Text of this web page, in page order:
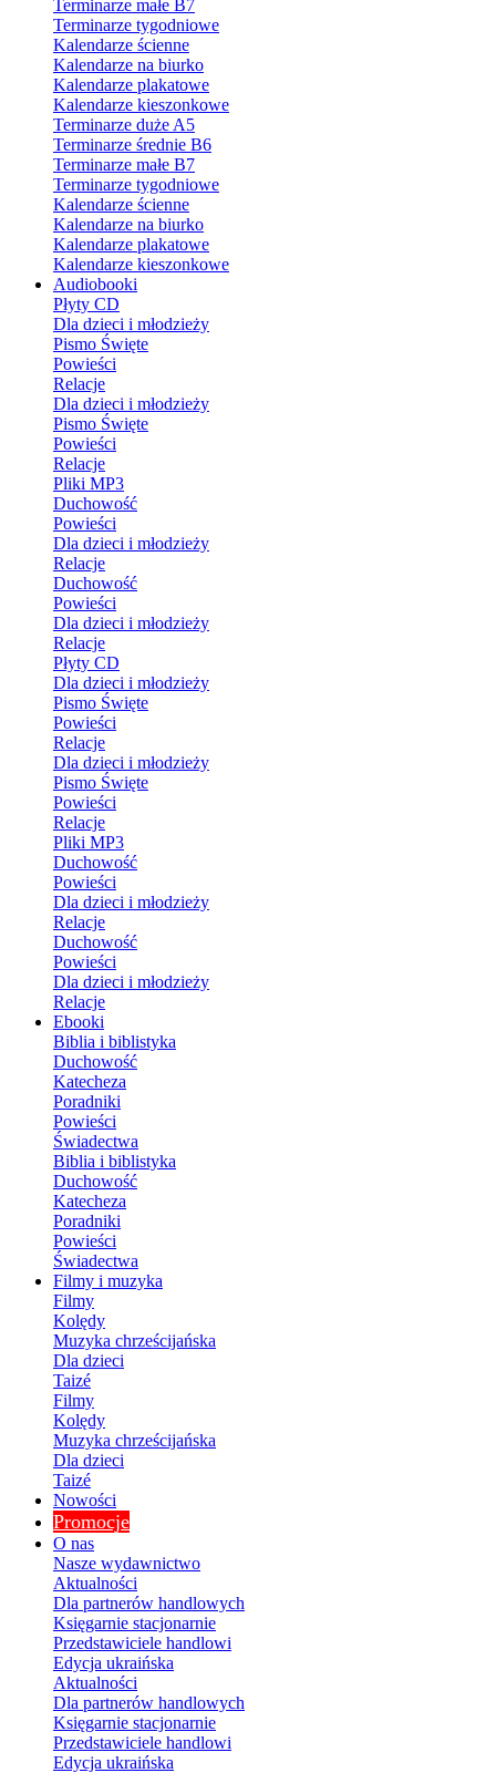
Terminarze małe B7
Terminarze tygodniowe
Kalendarze ścienne
Kalendarze na biurko
Kalendarze plakatowe
Kalendarze kieszonkowe
Terminarze duże A5
Terminarze średnie B6
Terminarze małe B7
Terminarze tygodniowe
Kalendarze ścienne
Kalendarze na biurko
Kalendarze plakatowe
Kalendarze kieszonkowe
Audiobooki
Płyty CD
Dla dzieci i młodzieży
Pismo Święte
Powieści
Relacje
Dla dzieci i młodzieży
Pismo Święte
Powieści
Relacje
Pliki MP3
Duchowość
Powieści
Dla dzieci i młodzieży
Relacje
Duchowość
Powieści
Dla dzieci i młodzieży
Relacje
Płyty CD
Dla dzieci i młodzieży
Pismo Święte
Powieści
Relacje
Dla dzieci i młodzieży
Pismo Święte
Powieści
Relacje
Pliki MP3
Duchowość
Powieści
Dla dzieci i młodzieży
Relacje
Duchowość
Powieści
Dla dzieci i młodzieży
Relacje
Ebooki
Biblia i biblistyka
Duchowość
Katecheza
Poradniki
Powieści
Świadectwa
Biblia i biblistyka
Duchowość
Katecheza
Poradniki
Powieści
Świadectwa
Filmy i muzyka
Filmy
Kolędy
Muzyka chrześcijańska
Dla dzieci
Taizé
Filmy
Kolędy
Muzyka chrześcijańska
Dla dzieci
Taizé
Nowości
Promocje
O nas
Nasze wydawnictwo
Aktualności
Dla partnerów handlowych
Księgarnie stacjonarnie
Przedstawiciele handlowi
Edycja ukraińska
Aktualności
Dla partnerów handlowych
Księgarnie stacjonarnie
Przedstawiciele handlowi
Edycja ukraińska